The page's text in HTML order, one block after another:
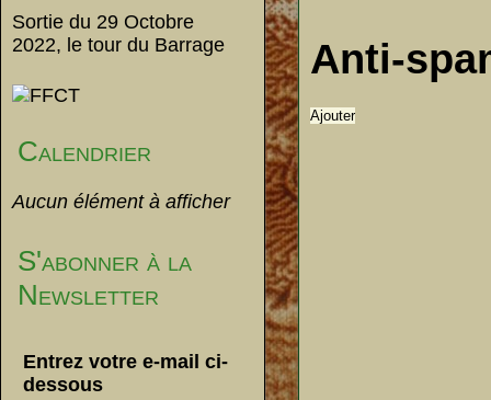
Sortie du 29 Octobre
2022, le tour du Barrage
Calendrier
Aucun élément à afficher
S'abonner à la
Newsletter
Entrez votre e-mail ci-
dessous
Anti-